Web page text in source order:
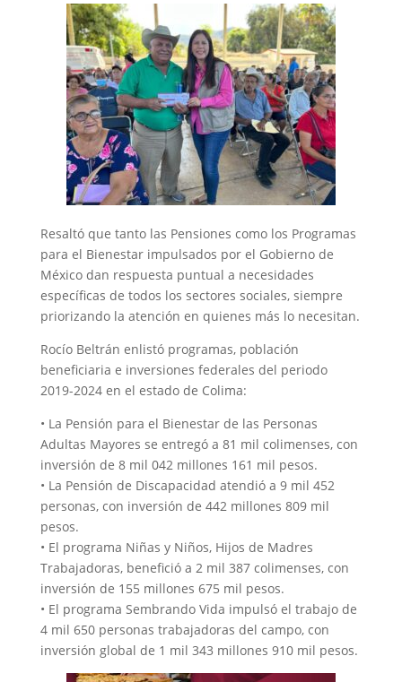
Resaltó que tanto las Pensiones como los Programas
para el Bienestar impulsados por el Gobierno de
México dan respuesta puntual a necesidades
específicas de todos los sectores sociales, siempre
priorizando la atención en quienes más lo necesitan.
Rocío Beltrán enlistó programas, población
beneficiaria e inversiones federales del periodo
2019-2024 en el estado de Colima:
• La Pensión para el Bienestar de las Personas
Adultas Mayores se entregó a 81 mil colimenses, con
inversión de 8 mil 042 millones 161 mil pesos.
• La Pensión de Discapacidad atendió a 9 mil 452
personas, con inversión de 442 millones 809 mil
pesos.
• El programa Niñas y Niños, Hijos de Madres
Trabajadoras, benefició a 2 mil 387 colimenses, con
inversión de 155 millones 675 mil pesos.
• El programa Sembrando Vida impulsó el trabajo de
4 mil 650 personas trabajadoras del campo, con
inversión global de 1 mil 343 millones 910 mil pesos.